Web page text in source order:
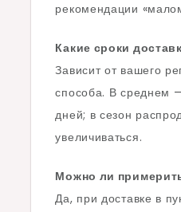
рекомендации
Какие сроки
Зависит от вашего
способа. В среднем
дней; в сезон
увеличиваться.
Можно ли
Да, при доставке в